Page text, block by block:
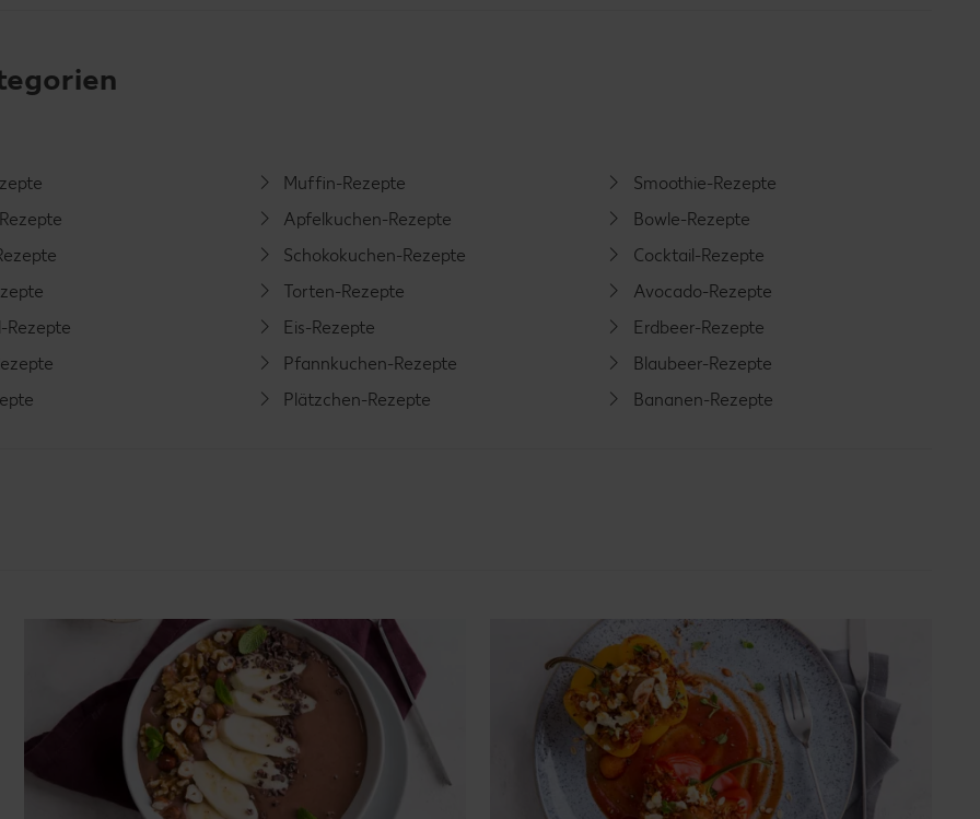
Rezepte
Muffin-Rezepte
Apfelkuchen-Rezepte
Schokokuchen-Rezepte
Torten-Rezepte
Eis-Rezepte
Pfannkuchen-Rezepte
Plätzchen-Rezepte
Smoothie-Rezepte
Bowle-Rezepte
Cocktail-Rezepte
Avocado-Rezepte
Erdbeer-Rezepte
Blaubeer-Rezepte
Bananen-Rezepte